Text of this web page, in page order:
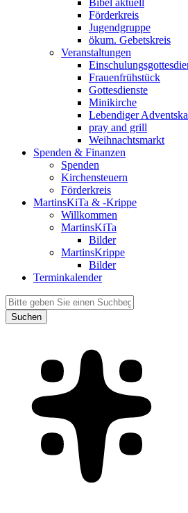
Förderkreis
Jugendgruppe
ökum. Gebetskreis
Veranstaltungen
Frauenfrühstück
Gottesdienste
Minikirche
Lebendiger
pray and grill
Weihnachtsmarkt
Spenden & Finanzen
Spenden
Kirchensteuern
Förderkreis
MartinsKiTa & -Krippe
Willkommen
MartinsKiTa
Bilder
MartinsKrippe
Bilder
Terminkalender
Suchen